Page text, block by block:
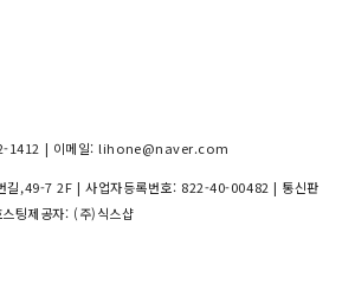
1412 | 이메일: lihone@naver.com
길,49-7 2F | 사업자등록번호: 822-40-00482 | 통신판
팅제공자: (주)식스샵